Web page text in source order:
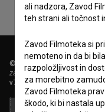
© 2018-2026, Filmoteka,
zavod za širjenje filmske
v7.151.0
ali nadzora, Zavod
teh strani ali točnost
Zavod Filmoteka si
nemoteno in da bi
razpoložljivost in
za morebitno
Zavod Filmoteka
škodo, ki bi nastala